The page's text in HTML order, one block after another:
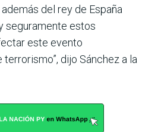
del rey de España
seguramente estos
este evento
dijo Sánchez a la